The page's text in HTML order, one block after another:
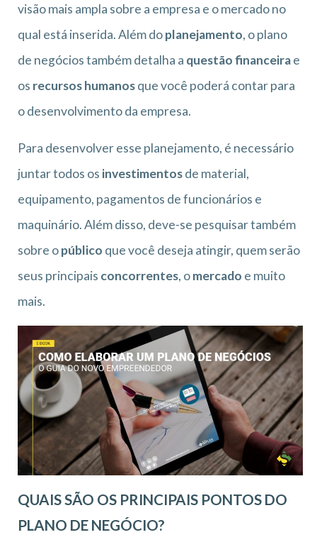
visão mais ampla sobre a empresa e o mercado no
qual está inserida. Além doplanejamento, o plano
de negócios também detalha a questão financeirae
os recursos humanosque você poderá contar para
o desenvolvimento da empresa.
Para desenvolver esse planejamento, é necessário
juntar todos os investimentosde material,
equipamento, pagamentos de funcionários e
maquinário. Além disso, deve-se pesquisar também
sobre opúblico que você deseja atingir, quem serão
seus principais concorrentes, omercado e muito
mais.
QUAIS SÃO OS PRINCIPAIS PONTOS DO
PLANO DE NEGÓCIO?